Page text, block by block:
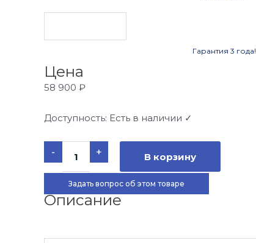
Гарантия 3 года!
Цена
58 900 ₽
Доступность: Есть в наличии ✓
-
Количество
товара
Насос
Flo
Pro
200
+ В корзину
Задать вопрос об этом товаре
Описание